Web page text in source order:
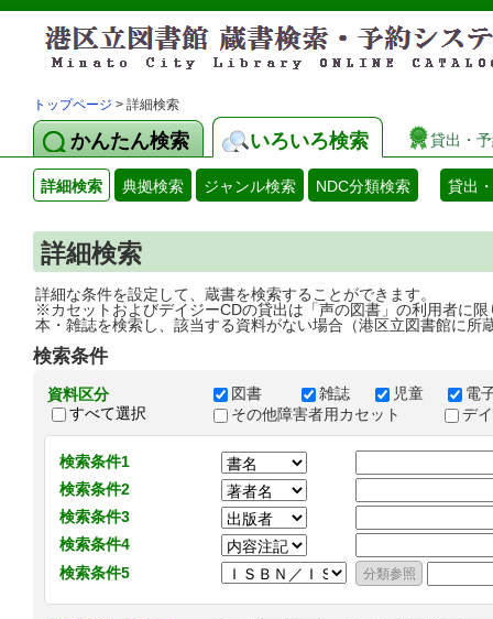
トップページ > 詳細検索
かんたん検索 いろいろ検索 貸出・
詳細検索 典拠検索 ジャンル検索 NDC分類検索 貸出
詳細検索
詳細な条件を設定して、蔵書を検索することができます。
※カセットおよびデイジーCDの貸出は「声の図書」の利用者に限
本・雑誌を検索し、該当する資料がない場合（港区立図書館に所
検索条件
資料区分
すべて選択
図書 雑誌 児童
電
その他障害者用カセット
デ
検索条件1
検索条件2
検索条件3
検索条件4
検索条件5